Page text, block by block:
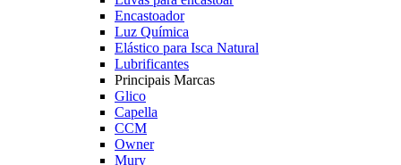
Encastoador
Luz Química
Elástico para Isca Natural
Lubrificantes
Principais Marcas
Glico
Capella
CCM
Owner
Mury